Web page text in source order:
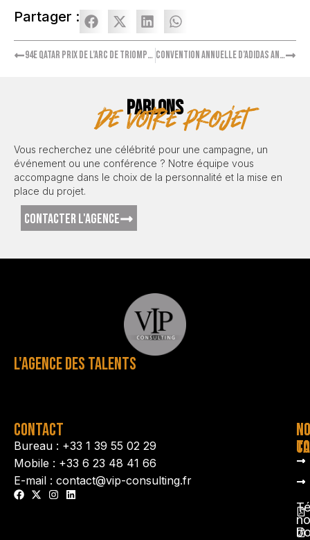
Partager :
94e Qatar Prix de l’Arc de Triomphe – Ambassadrice Virginie Ledoyen Convention annuelle d’Adidas animée par Hervé Mathoux
PARLONS
de votre projet
Vous recherchez une célébrité pour une campagne, un
événement ou une conférence ? Notre équipe vous
accompagne dans le choix de la personnalité et la mise en
place du projet.
CONTACTER L'AGENCE
L'AGENCE DES TALENTS
CONTACT
Bureau : +33 1 39 55 02 29
Mobile : +33 6 23 48 41 66
E-mail : contact@vip-consulting.fr